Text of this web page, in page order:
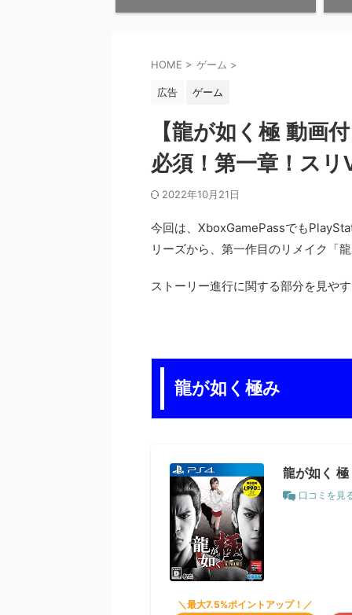
HOME > ゲーム >
広告 ゲーム
【龍が如く極 動画
必須！第一章！スリ
2022年10月21日
今回は、XboxGamePassでも
リーズから、第一作目のリメイク「
ストーリー進行に関する部分を見や
龍が如く極み
龍が如く
口コミを見
＼最大7.5%ポイントアップ！／